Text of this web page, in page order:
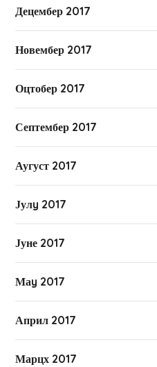
Децембер 2017
Новембер 2017
Оцтобер 2017
Септембер 2017
Аугуст 2017
Јулy 2017
Јуне 2017
Маy 2017
Април 2017
Марцх 2017